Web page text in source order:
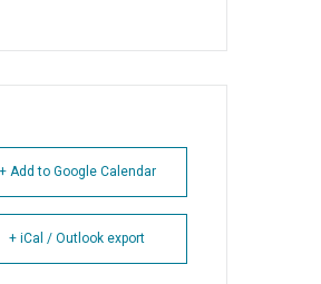
+ Add to Google Calendar
+ iCal / Outlook export